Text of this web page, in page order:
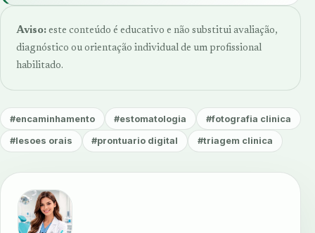
Aviso: este conteúdo é educativo e não substitui avaliação,
diagnóstico ou orientação individual de um profissional
habilitado.
#encaminhamento #estomatologia #fotografia clinica
#lesoes orais #prontuario digital #triagem clinica